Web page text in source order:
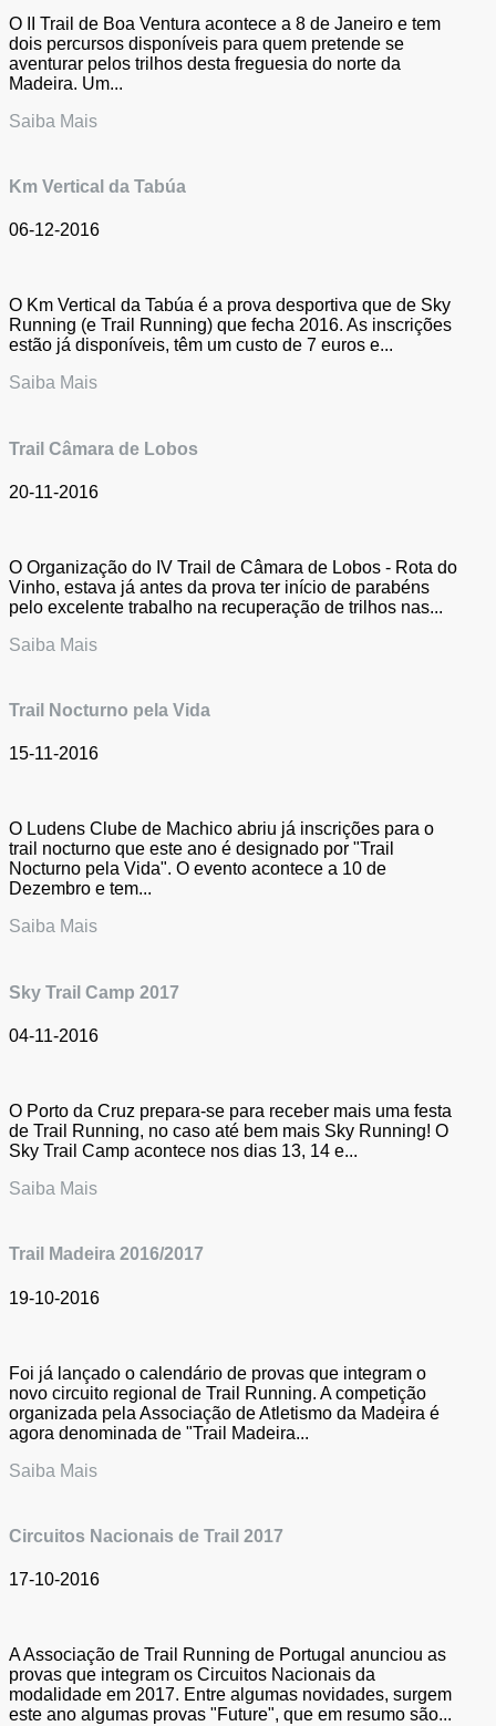
O II Trail de Boa Ventura acontece a 8 de Janeiro e tem
dois percursos disponíveis para quem pretende se
aventurar pelos trilhos desta freguesia do norte da
Madeira. Um...
Saiba Mais
Km Vertical da Tabúa
06-12-2016
O Km Vertical da Tabúa é a prova desportiva que de Sky
Running (e Trail Running) que fecha 2016. As inscrições
estão já disponíveis, têm um custo de 7 euros e...
Saiba Mais
Trail Câmara de Lobos
20-11-2016
O Organização do IV Trail de Câmara de Lobos - Rota do
Vinho, estava já antes da prova ter início de parabéns
pelo excelente trabalho na recuperação de trilhos nas...
Saiba Mais
Trail Nocturno pela Vida
15-11-2016
O Ludens Clube de Machico abriu já inscrições para o
trail nocturno que este ano é designado por "Trail
Nocturno pela Vida". O evento acontece a 10 de
Dezembro e tem...
Saiba Mais
Sky Trail Camp 2017
04-11-2016
O Porto da Cruz prepara-se para receber mais uma festa
de Trail Running, no caso até bem mais Sky Running! O
Sky Trail Camp acontece nos dias 13, 14 e...
Saiba Mais
Trail Madeira 2016/2017
19-10-2016
Foi já lançado o calendário de provas que integram o
novo circuito regional de Trail Running. A competição
organizada pela Associação de Atletismo da Madeira é
agora denominada de "Trail Madeira...
Saiba Mais
Circuitos Nacionais de Trail 2017
17-10-2016
A Associação de Trail Running de Portugal anunciou as
provas que integram os Circuitos Nacionais da
modalidade em 2017. Entre algumas novidades, surgem
este ano algumas provas "Future", que em resumo são...